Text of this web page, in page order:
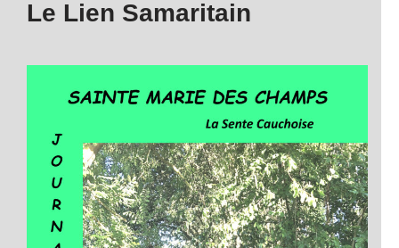
Le Lien Samaritain